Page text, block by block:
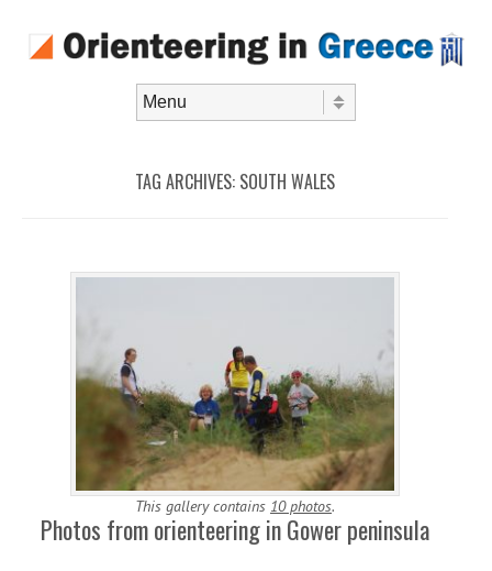
TAG ARCHIVES: SOUTH WALES
This gallery contains 10 photos.
Photos from orienteering in Gower peninsula